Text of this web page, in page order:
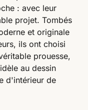
: avec leur
projet. Tombés
et originale
ils ont choisi
prouesse,
au dessin
d'intérieur de